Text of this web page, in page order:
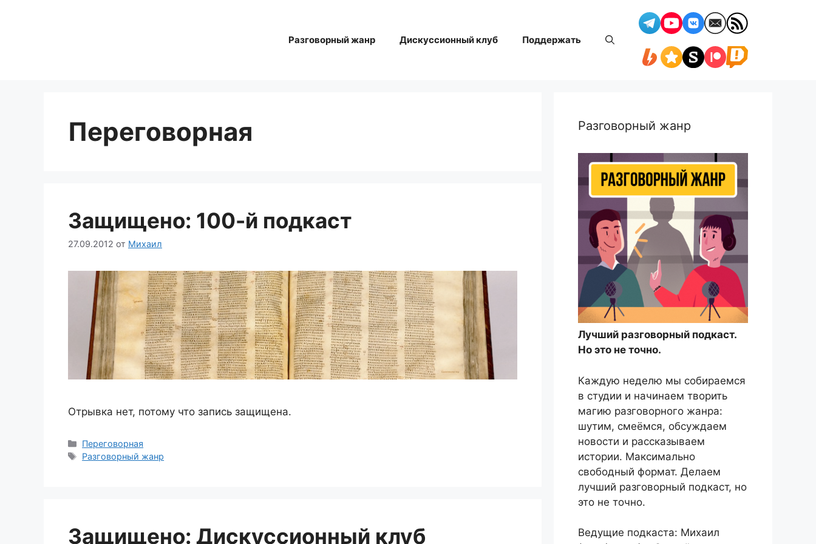
Разговорный жанр Дискуссионный клуб Поддержать
Переговорная
Защищено: 100-й подкаст
27.09.2012 от Михаил
Отрывка нет, потому что запись защищена.
Рубрики
Переговорная
Метки
Разговорный жанр
Защищено: Дискуссионный клуб
Разговорный жанр
Лучший разговорный подкаст.
Но это не точно.
Каждую неделю мы собираемся
в студии и начинаем творить
магию разговорного жанра:
шутим, смеёмся, обсуждаем
новости и рассказываем
истории. Максимально
свободный формат. Делаем
лучший разговорный подкаст, но
это не точно.
Ведущие подкаста: Михаил